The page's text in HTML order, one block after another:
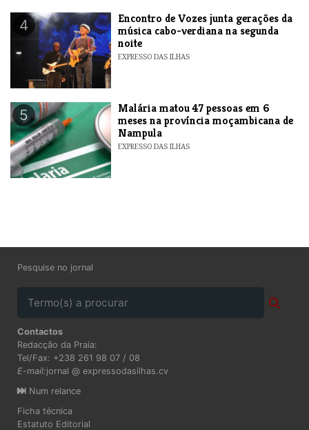
4
Encontro de Vozes junta gerações da
música cabo-verdiana na segunda
noite
EXPRESSO DAS ILHAS
5
​Malária matou 47 pessoas em 6
meses na província moçambicana de
Nampula
EXPRESSO DAS ILHAS
Pesquise no jornal
Contactos
Redacção da Praia:
Tel/Fax: +238 261 98 07 / 08
E-mail:jornal @ expressodasilhas.cv
Num relance
Ficha técnica
Estatuto Editorial